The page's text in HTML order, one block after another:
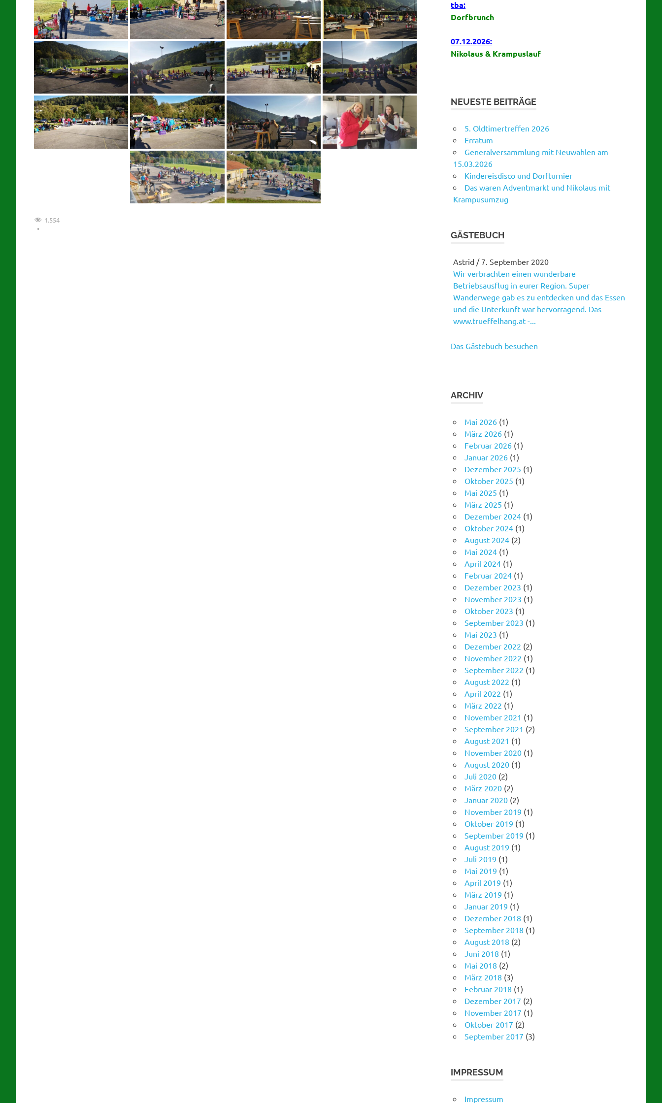
1.554
tba:
Dorfbrunch
07.12.2026:
Nikolaus & Krampuslauf
NEUESTE BEITRÄGE
5. Oldtimertreffen 2026
Erratum
Generalversammlung mit Neuwahlen am
15.03.2026
Kindereisdisco und Dorfturnier
Das waren Adventmarkt und Nikolaus mit
Krampusumzug
GÄSTEBUCH
Martina/21. Januar 2019
Gratulation zu eurem tollen Tanzabend!
Gelungene Versnstaltung!
Das Gästebuch besuchen
Mai 2026
Februar 2026
Januar 2026(1)
Dezember 2025(1)
Oktober 2025(1)
Mai 2025(1)
März 2025(1)
Dezember 2024
Oktober 2024
August 2024(2)
Mai 2024(1)
April 2024(1)
Februar 2024
Dezember 2023
November 2023(1)
Oktober 2023(1)
September 2023 (1)
Mai 2023(1)
Dezember 2022(2)
November 2022
September 2022 (1)
August 2022(1)
April 2022(1)
März 2022(1)
November 2021
September 2021
August 2021(1)
November 2020(1)
August 2020 (1)
Juli 2020(2)
März 2020(2)
Januar 2020
November 2019
Oktober 2019(1)
September 2019 (1)
August 2019(1)
Juli 2019(1)
Mai 2019(1)
April 2019(1)
März 2019(1)
Januar 2019(1)
Dezember 2018
September 2018
August 2018(2)
Juni 2018(1)
Mai 2018(2)
März 2018(3)
Februar 2018
Dezember 2017
November 2017(1)
Oktober 2017(2)
September 2017 (3)
Impressum